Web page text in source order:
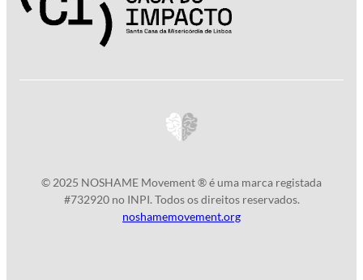
© 2025 NOSHAME Movement ® é uma marca registada
#732920 no INPI. Todos os direitos reservados.
noshamemovement.org